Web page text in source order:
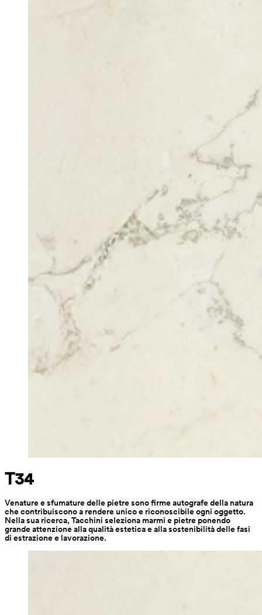
T34
Venature e sfumature delle pietre sono firme autografe della natura
che contribuiscono a rendere unico e riconoscibile ogni oggetto.
Nella sua ricerca, Tacchini seleziona marmi e pietre ponendo
grande attenzione alla qualità estetica e alla sostenibilità delle fasi
di estrazione e lavorazione.